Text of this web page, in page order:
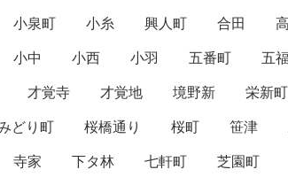
小泉町 小糸 興人町 合田
小中 小西 小羽 五番町 五
才覚寺 才覚地 境野新 栄新町
どり町 桜橋通り 桜町 笹津
寺家 下タ林 七軒町 芝園町